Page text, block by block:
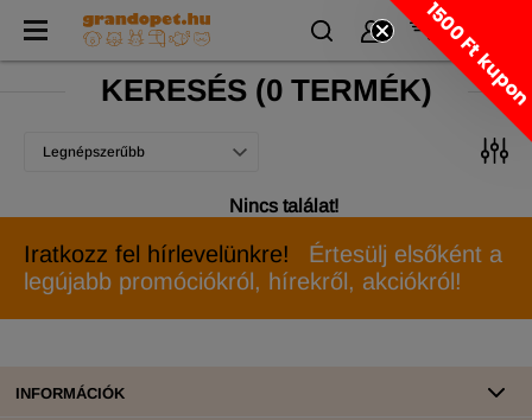
KERESÉS(0 TERMÉK)
Legnépszerűbb
Nincs találat!
Iratkozz fel hírlevelünkre!
Értesülj elsőként a
legújabb promóciókról, hírekről, akciókról!
INFORMÁCIÓK
1500 Ft